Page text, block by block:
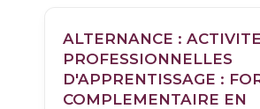
ALTERNANCE :
PROFESSIONNELLES
D'APPRENTISSAGE :
COMPLEMENTAIRE EN